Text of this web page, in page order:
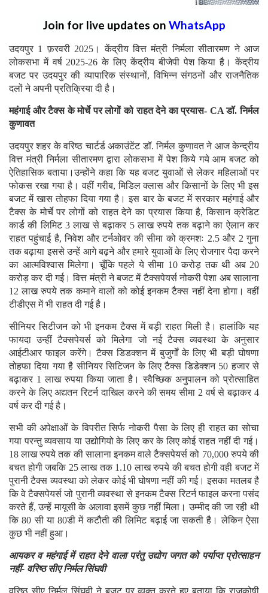
Join for live updates on WhatsApp
उदयपुर 1 फ़रवरी 2025। केंद्रीय वित्त मंत्री निर्मला सीतारमण ने आज
लोकसभा में वर्ष 2025-26 के लिए केंद्रीय बीजेपी पेश किया है। केंद्रीय
बजट पर उदयपुर की व्यापारिक संस्थानों, विभिन्न संगठनों और राजनैतिक
दलों ने अपनी प्रतिक्रिया दी है।
महंगाई और टैक्स के मोर्चे पर लोगों को राहत देने का प्रयास- CA डॉ. निर्मल
कुणावत
उदयपुर शहर के वरिष्ठ चार्टर्ड अकाउंटेंट डॉ. निर्मल कुणावत ने आज केन्द्रीय
वित्त मंत्री निर्मला सीतारमण द्वारा लोकसभा में पेश किये गये आम बजट को
ऐतिहासिक बताया।उन्होंने कहा कि यह बजट युवाओं से लेकर महिलाओं पर
फोकस रखा गया है। वहीं गरीब, मिडिल क्लास और किसानों के लिए भी इस
बजट में खास तोहफा दिया गया है। इस बार के बजट में सरकार महंगाई और
टैक्स के मोर्चे पर लोगों को राहत देने का प्रयास किया है, किसान क्रेडिट
कार्ड की लिमिट 3 लाख से बढ़ाकर 5 लाख रुपये तक बढ़ाने का ऐलान कर
राहत पहुंचाई है, निवेश और टर्नओवर की सीमा को क्रमशः 2.5 और 2 गुना
तक बढ़ाया इससे उन्हें आगे बढ़ने और हमारे युवाओं के लिए रोजगार पैदा करने
का आत्मविश्वास मिलेगा। चूँकि पहले ये सीमा 10 करोड़ तक थी अब 20
करोड़ कर दी गई। वित्त मंत्री ने बजट में टैक्सपेयर्स नोकरी पेशा अब सालाना
12 लाख रुपये तक कमाने वालों को कोई इनकम टैक्स नहीं देना होगा। वहीं
टीडीएस में भी राहत दी गई है।
सीनियर सिटीजन को भी इनकम टैक्स में बड़ी राहत मिली है। हालांकि यह
फायदा उन्हीं टैक्सपेयर्स को मिलेगा जो नई टैक्स व्यवस्था के अनुसार
आईटीआर फाइल करेंगे। टैक्स डिडक्शन में बुजुर्गों के लिए भी बड़ी घोषणा
तोहफा दिया गया है सीनियर सिटिजन के लिए टैक्स डिडेक्शन 50 हजार से
बढ़ाकर 1 लाख रुपया किया जाता है। स्वैच्छिक अनुपालन को प्रोत्साहित
करने के लिए अद्यतन रिटर्न दाखिल करने की समय सीमा 2 वर्ष से बढ़ाकर 4
वर्ष कर दी गई है।
सभी की अपेक्षाओं के विपरीत सिर्फ नोकरी पैसा के लिए ही राहत का सोचा
गया परन्तु व्यवसाय या उद्योगियो के लिए कर के लिए कोई राहत नहीं दी गई।
18 लाख रुपये तक की सालाना इनकम वाले टैक्सपेयर्स को 70,000 रुपये की
बचत होगी जबकि 25 लाख तक 1.10 लाख रुपये की बचत होगी वही बजट में
पुरानी टैक्स व्यवस्था को लेकर कोई भी घोषणा नहीं की गई। इसका मतलब है
कि वे टैक्सपेयर्स जो पुरानी व्यवस्था से इनकम टैक्स रिटर्न फाइल करना पसंद
करते हैं, उन्हें मायूसी के अलावा इसमें कुछ नहीं मिला। उम्मीद की जा रही थी
कि 80 सी या 80डी में कटौती की लिमिट बढ़ाई जा सकती है। लेकिन ऐसा
कुछ भी नहीं हुआ।
आयकर व महंगाई में राहत देने वाला परंतु उद्योग जगत को पर्याप्त प्रोत्साहन
नहीं- वरिष्ठ सीए निर्मल सिंघवी
वरिष्ठ सीए निर्मल सिंघवी ने बजट पर व्यक्त करते हुए बताया कि राजकोषी